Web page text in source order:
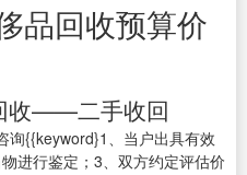
品回收预算价
收——二手收回
询{{keyword}1、当户出具有效
进行鉴定；3、双方约定评估价